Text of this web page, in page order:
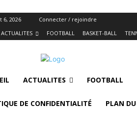
6, 2026
Connecter / rejoindre
ACTUALITES FOOTBALL BASKET-BALL
ACTUALITES FOOTBALL
DE CONFIDENTIALITÉ PLAN